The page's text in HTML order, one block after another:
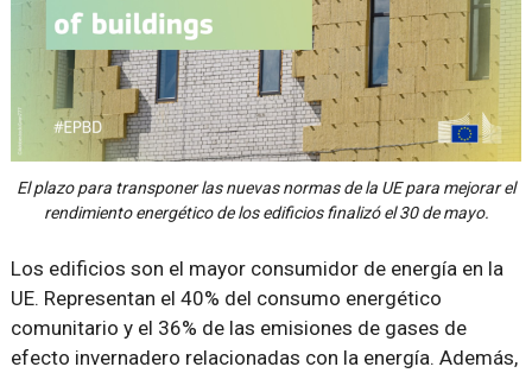
El plazo para transponer las nuevas normas de la UE para mejorar el
rendimiento energético de los edificios finalizó el 30 de mayo.
Los edificios son el mayor consumidor de energía en la
UE. Representan el 40% del consumo energético
comunitario y el 36% de las emisiones de gases de
efecto invernadero relacionadas con la energía. Además,